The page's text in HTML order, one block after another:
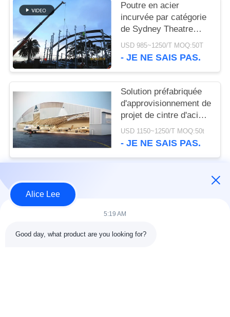
POLITIQUE
DE
CONFIDENTIALITÉ
Poutre en acier
incurvée par catégorie
de Sydney Theatre
Architectural Structural
Steel Q355B
USD 985~1250/T MOQ:50T
- JE NE SAIS PAS.
Solution préfabriquée
d'approvisionnement de
projet de cintre d'acier
de construction de
système de toit de
USD 1150~1250/T MOQ:50t
- JE NE SAIS PAS.
Catégories populaires Tous
structure métallique
métallique
Alice Lee
5:19 AM
Good day, what product are you looking for?